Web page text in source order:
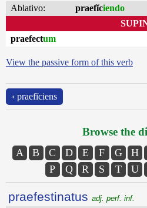
Ablativo:
praefĭciendo
praefectum
View the passive form of this verb
‹ praefĭciens
Browse the
A B C D E F G H
P
Q R S T U
praefestinatus adj. perf. inf.